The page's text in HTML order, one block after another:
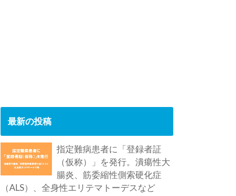
最新の投稿
指定難病患者に「登録者証
（仮称）」を発行。潰瘍性大
腸炎、筋委縮性側索硬化症
（ALS）、全身性エリテマトーデスなど